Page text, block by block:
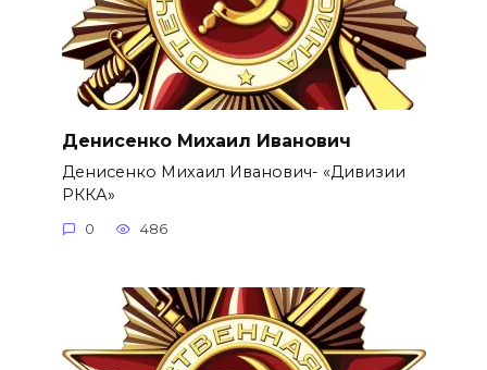
Денисенко Михаил Иванович
Денисенко Михаил Иванович- «Дивизии
РККА»
0 486